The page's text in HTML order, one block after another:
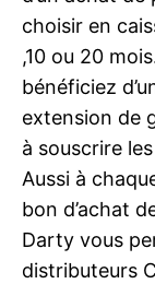
choisir en
,10 ou 20
bénéficiez
extension de
à souscrire
Aussi à
bon d’achat
Darty vous
distributeurs